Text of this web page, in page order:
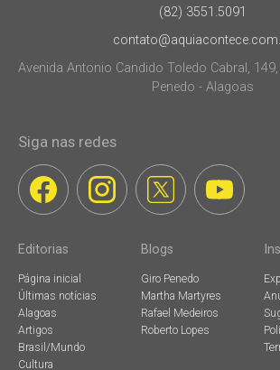
(82) 3551.5091
Avenida Antonio Candido Toledo Cabral,
Penedo - Alagoas
Siga nas redes
Editorias
Página inicial
Últimas notícias
Alagoas
Artigos
Brasil/Mundo
Cultura
Blogs
Giro Penedo
Martha Martyres
Rafael Medeiros
Roberto Lopes